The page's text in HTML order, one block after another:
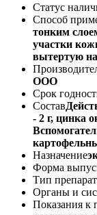
Статус
Способ
тонким
участки
вытертую
ООО
Срок
Состав
- 2 г, цинка
Назначение
Форма
Тип
Органы и
Показания к